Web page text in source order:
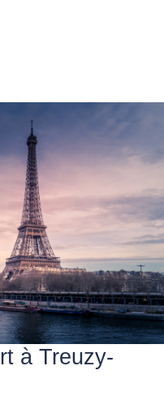
à Treuzy-